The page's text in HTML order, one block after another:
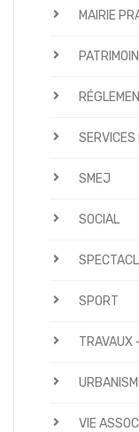
MAIRIE
SERVICES
SMEJ
SOCIAL
SPORT
TRAVAUX
VIE